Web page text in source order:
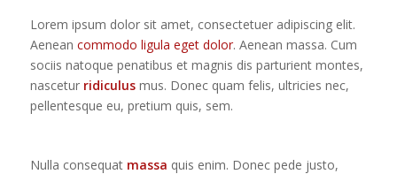
Lorem ipsum dolor sit amet, consectetuer adipiscing elit.
Aenean commodo ligula eget dolor. Aenean massa. Cum
sociis natoque penatibus et magnis dis parturient montes,
nascetur ridiculusmus. Donec quam felis, ultricies nec,
pellentesque eu, pretium quis, sem.
Nulla consequat massa quis enim. Donec pede justo,